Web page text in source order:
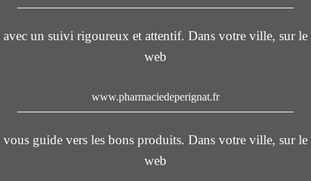
avec un suivi rigoureux et attentif. Dans votre ville, sur le
web
www.pharmaciedeperignat.fr
vous guide vers les bons produits. Dans votre ville, sur le
web